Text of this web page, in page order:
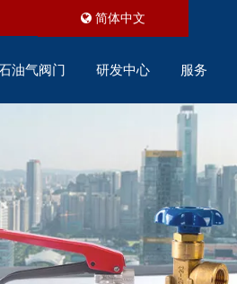
简体中文
油气阀门 研发中心 服务